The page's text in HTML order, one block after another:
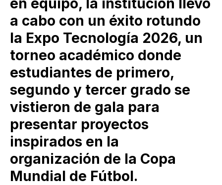
en equipo, la institución llevó
a cabo con un éxito rotundo
la Expo Tecnología 2026, un
torneo académico donde
estudiantes de primero,
segundo y tercer grado se
vistieron de gala para
presentar proyectos
inspirados en la
organización de la Copa
Mundial de Fútbol.